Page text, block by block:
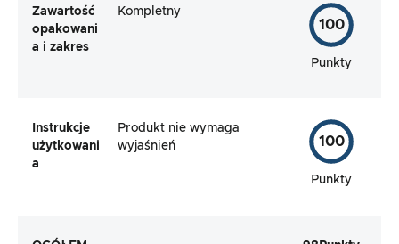
Zawartość
opakowani
a i zakres
Kompletny
100
Punkty
Instrukcje
użytkowani
a
Produkt nie wymaga
wyjaśnień
100
Punkty